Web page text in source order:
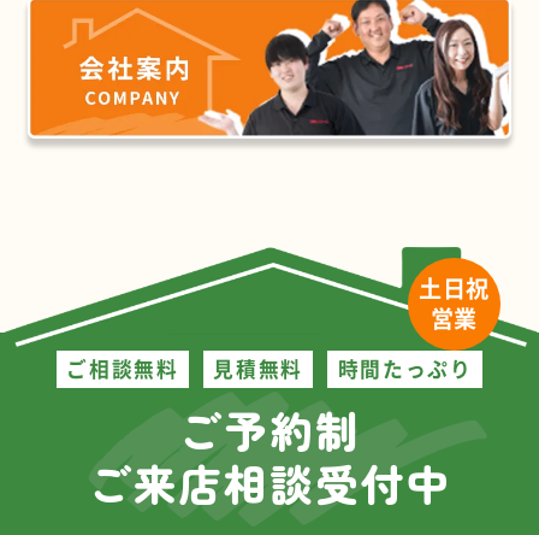
ご相談無料 見積無料 時間たっぷり
ご予約制
ご来店相談受付中
土日祝
営業